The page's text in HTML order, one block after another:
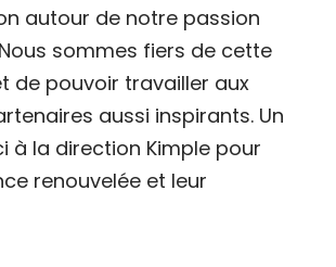
autour de notre passion
sommes fiers de cette
de pouvoir travailler aux
aussi inspirants. Un
à la direction Kimple pour
renouvelée et leur